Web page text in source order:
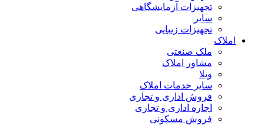
تجهیزات آزمایشگاهی
سایر
تجهیزات زیبایی
املاک
ملک صنعتی
مشاور املاک
ویلا
سایر خدمات املاک
فروش اداری و تجاری
اجاره اداری و تجاری
فروش مسکونی